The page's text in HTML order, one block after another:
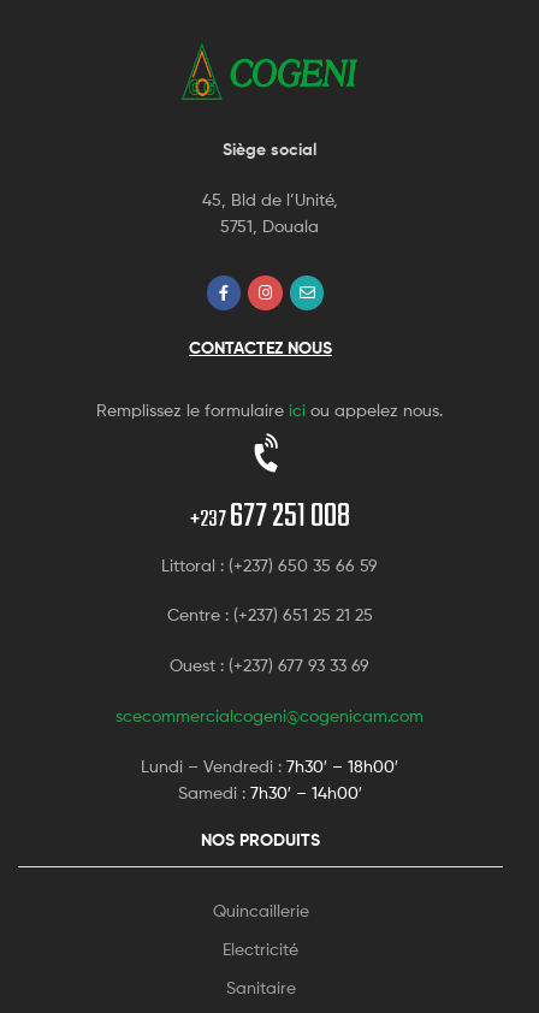
Siège social
45, Bld de l’Unité,
5751, Douala
CONTACTEZ NOUS
Remplissez le formulaire ici ou appelez nous.
+237677 251 008
Littoral : (+237) 650 35 66 59
Centre : (+237) 651 25 21 25
Ouest : (+237) 677 93 33 69
scecommercialcogeni@cogenicam.com
Lundi – Vendredi : 7h30′ – 18h00′
Samedi : 7h30′ – 14h00′
NOS PRODUITS
Quincaillerie
Electricité
Sanitaire